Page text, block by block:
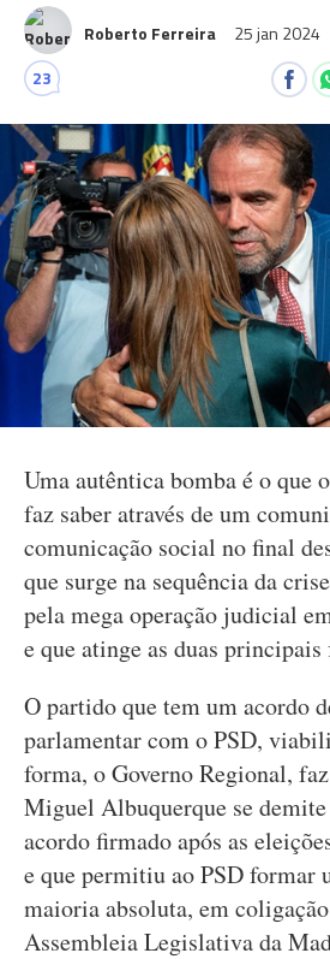
Roberto Ferreira 25 jan 2024
23
Uma autêntica bomba é o que
faz saber através de um
comunicação social no final
que surge na sequência da
pela mega operação judicial
e que atinge as duas
O partido que tem um acordo
parlamentar com o PSD,
forma, o Governo Regional,
Miguel Albuquerque se
acordo firmado após as
e que permitiu ao PSD formar
maioria absoluta, em
Assembleia Legislativa da